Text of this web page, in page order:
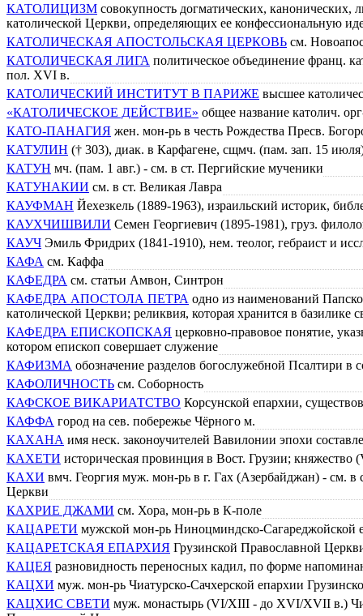
КАТОЛИЦИЗМ совокупность догматических, канонических,
католической Церкви, определяющих ее конфессиональную
КАТОЛИЧЕСКАЯ АПОСТОЛЬСКАЯ ЦЕРКОВЬ см.
КАТОЛИЧЕСКАЯ ЛИГА политическое объединение франц.
пол. XVI в.
КАТОЛИЧЕСКИЙ ИНСТИТУТ В ПАРИЖЕ высшее
«КАТОЛИЧЕСКОЕ ДЕЙСТВИЕ» общее название католич.
КАТО-ПАНАГИЯ жен. мон-рь в честь Рождества Пресв.
КАТУЛИН († 303), диак. в Карфагене, сщмч. (пам. зап. 15
КАТУН мч. (пам. 1 авг.) - см. в ст. Пергийские мученики
КАТУНАКИИ см. в ст. Великая Лавра
КАУФМАН Йехезкель (1889-1963), израильский историк,
КАУХЧИШВИЛИ Семен Георгиевич (1895-1981), груз.
КАУЧ Эмиль Фридрих (1841-1910), нем. теолог, гебраист и
КАФА см. Каффа
КАФЕДРА см. статьи Амвон, Синтрон
КАФЕДРА АПОСТОЛА ПЕТРА одно из наименований
католической Церкви; реликвия, которая хранится в базилике
КАФЕДРА ЕПИСКОПСКАЯ церковно-правовое понятие,
котором епископ совершает служение
КАФИЗМА обозначение разделов богослужебной Псалтири в
КАФОЛИЧНОСТЬ см. Соборность
КАФСКОЕ ВИКАРИАТСТВО Корсунской епархии,
КАФФА город на сев. побережье Чёрного м.
КАХАНА имя неск. законоучителей Вавилонии эпохи
КАХЕТИ историческая провинция в Вост. Грузии;
КАХИ вмч. Георгия муж. мон-рь в г. Гах (Азербайджан) - см. в
Церкви
КАХРИЕ ДЖАМИ см. Хора, мон-рь в К-поле
КАЦАРЕТИ мужской мон-рь Ниноцминдско-Сагареджойской
КАЦАРЕТСКАЯ ЕПАРХИЯ Грузинской Православной
КАЦЕЯ разновидность переносных кадил, по форме
КАЦХИ муж. мон-рь Чиатурско-Сачхерской епархии
КАЦХИС СВЕТИ муж. монастырь (VI/XIII - до XVI/XVII в.)